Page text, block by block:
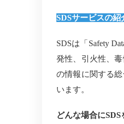
SDSサービスの紹
SDSは「 Safety
発性、引火性、
の情報に関する
います。
どんな場合にSDS